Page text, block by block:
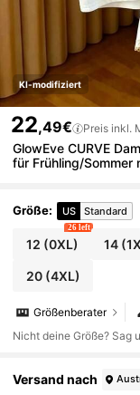
KI-modifiziert
22,49€ Preis inkl.
GlowEve CURVE
für Frühling/Sommer
Größe: US Standard
12 (0XL)
26 left
14
20(4XL)
Größenberater
Nicht deine Größe? Sag
Versand nach